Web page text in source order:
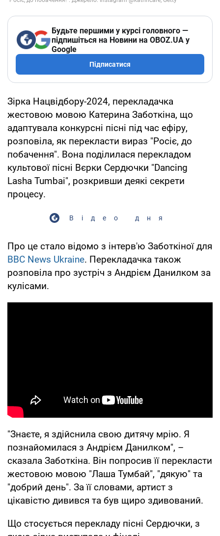
Будьте першими у курсі головного —
підпишіться на Новини на OBOZ.UA у
Google
Підписатися
Зірка Нацвідбору-2024, перекладачка
жестовою мовою Катерина Заботкіна, що
адаптувала конкурсні пісні під час ефіру,
розповіла, як перекласти вираз "Росіє, до
побачення". Вона поділилася перекладом
культової пісні Вєрки Сердючки "Dancing
Lasha Tumbai", розкривши деякі секрети
процесу.
Відео дня
Про це стало відомо з інтерв'ю Заботкіної для
BBC News Ukraine. Перекладачка також
розповіла про зустріч з Андрієм Данилком за
кулісами.
"Знаєте, я здійснила свою дитячу мрію. Я
познайомилася з Андрієм Данилком", –
сказала Заботкіна. Він попросив її перекласти
жестовою мовою "Лаша Тумбай", "дякую" та
"добрий день". За її словами, артист з
цікавістю дивився та був щиро здивований.
Що стосується перекладу пісні Сердючки, з